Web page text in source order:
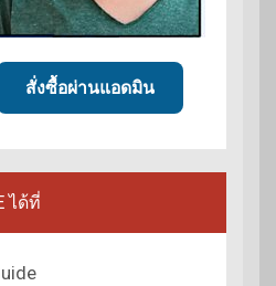
สั่งซื้อผ่านแอดมิน
ได้ที่